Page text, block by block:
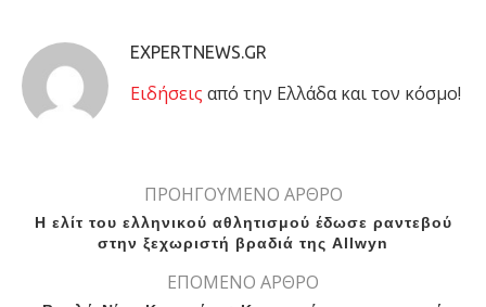
EXPERTNEWS.GR
Eιδήσεις από την Ελλάδα και τον κόσμο!
ΠΡΟΗΓΟΥΜΕΝΟ ΑΡΘΡΟ
Η ελίτ του ελληνικού αθλητισμού έδωσε ραντεβού
στην ξεχωριστή βραδιά της Allwyn
ΕΠΟΜΕΝΟ ΑΡΘΡΟ